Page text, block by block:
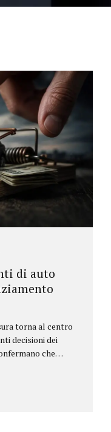
di auto
torna al centro
decisioni dei
che
e aprire la